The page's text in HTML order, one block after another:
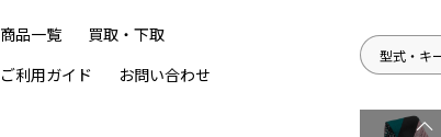
商品一覧
買取・下取
ご利用ガイド
お問い合わせ